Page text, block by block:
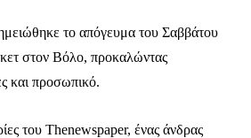
το απόγευμα του Σαββάτου
στον Βόλο, προκαλώντας
και προσωπικό.
του Thenewspaper, ένας άνδρας